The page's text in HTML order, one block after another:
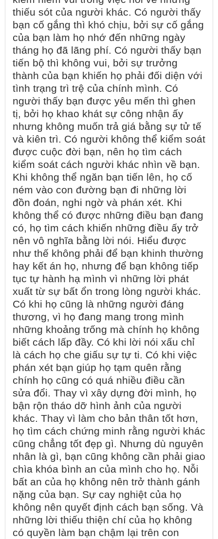
thiếu sót của người khác. Có người thấy
bạn cố gắng thì khó chịu, bởi sự cố gắng
của bạn làm họ nhớ đến những ngày
tháng họ đã lãng phí. Có người thấy bạn
tiến bộ thì không vui, bởi sự trưởng
thành của bạn khiến họ phải đối diện với
tình trạng trì trệ của chính mình. Có
người thấy bạn được yêu mến thì ghen
tị, bởi họ khao khát sự công nhận ấy
nhưng không muốn trả giá bằng sự tử tế
và kiên trì. Có người không thể kiểm soát
được cuộc đời bạn, nên họ tìm cách
kiểm soát cách người khác nhìn về bạn.
Khi không thể ngăn bạn tiến lên, họ cố
ném vào con đường bạn đi những lời
đồn đoán, nghi ngờ và phán xét. Khi
không thể có được những điều bạn đang
có, họ tìm cách khiến những điều ấy trở
nên vô nghĩa bằng lời nói. Hiểu được
như thế không phải để bạn khinh thường
hay kết án họ, nhưng để bạn không tiếp
tục tự hành hạ mình vì những lời phát
xuất từ sự bất ổn trong lòng người khác.
Có khi họ cũng là những người đáng
thương, vì họ đang mang trong mình
những khoảng trống mà chính họ không
biết cách lấp đầy. Có khi lời nói xấu chỉ
là cách họ che giấu sự tự ti. Có khi việc
phán xét bạn giúp họ tạm quên rằng
chính họ cũng có quá nhiều điều cần
sửa đổi. Thay vì xây dựng đời mình, họ
bận rộn tháo dỡ hình ảnh của người
khác. Thay vì làm cho bản thân tốt hơn,
họ tìm cách chứng minh rằng người khác
cũng chẳng tốt đẹp gì. Nhưng dù nguyên
nhân là gì, bạn cũng không cần phải giao
chìa khóa bình an của mình cho họ. Nỗi
bất an của họ không nên trở thành gánh
nặng của bạn. Sự cay nghiệt của họ
không nên quyết định cách bạn sống. Và
những lời thiếu thiện chí của họ không
có quyền làm bạn chậm lại trên con